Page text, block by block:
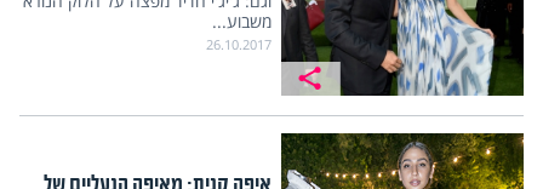
משבוע...
26.10.2017